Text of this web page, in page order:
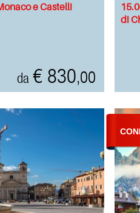
e Castelli
da € 830,00
di